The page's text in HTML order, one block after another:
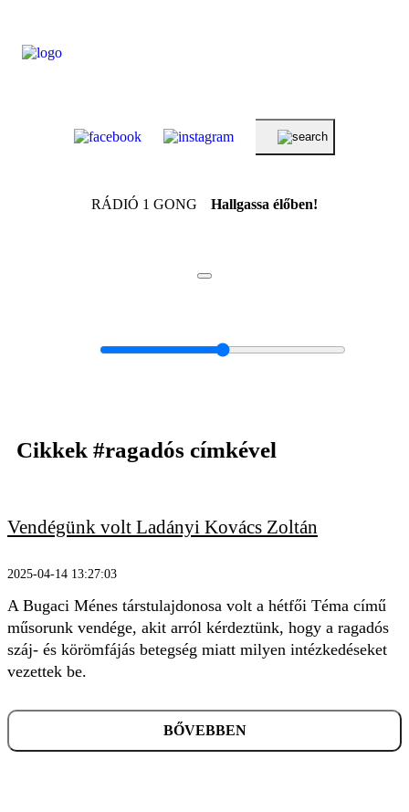
RÁDIÓ 1 GONG Hallgassa élőben!
Cikkek #ragadós címkével
Vendégünk volt Ladányi Kovács Zoltán
2025-04-14 13:27:03
A Bugaci Ménes társtulajdonosa volt a hétfői Téma című
műsorunk vendége, akit arról kérdeztünk, hogy a ragadós
száj- és körömfájás betegség miatt milyen intézkedéseket
vezettek be.
BŐVEBBEN